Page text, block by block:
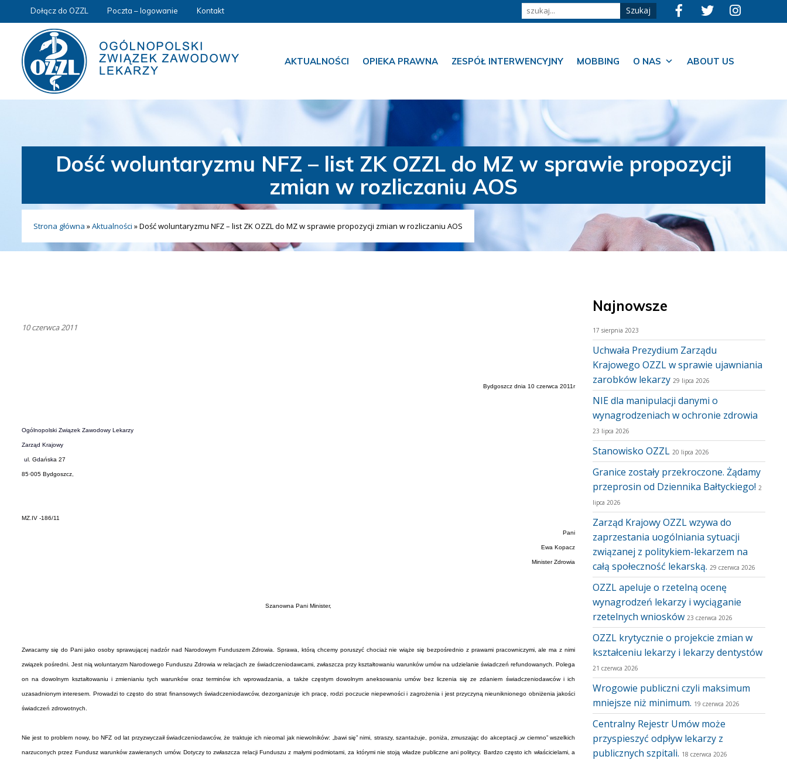
Dołącz do OZZL Poczta – logowanie Kontakt
AKTUALNOŚCI OPIEKA PRAWNA ZESPÓŁ INTERWENCYJNY MOBBING O NAS ABOUT US
Dość woluntaryzmu NFZ – list ZK OZZL do MZ w sprawie propozycji
zmian w rozliczaniu AOS
Strona główna »Aktualności »Dość woluntaryzmu NFZ – list ZK OZZL do MZ w sprawie propozycji zmian w rozliczaniu AOS
10 czerwca 2011
Bydgoszcz dnia 10 czerwca 2011r
Ogólnopolski Związek Zawodowy Lekarzy
Zarząd Krajowy
ul. Gdańska 27
85·005 Bydgoszcz
MZ IV -186/11
Pani
Ewa Kopacz
Minister Zdrowia
Szanowna Pani Minister,
Zwracamy się do Pani jako osoby sprawującej nadzór nad Narodowym Funduszem Zdrowia. Sprawa, którą chcemy poruszyć chociaż nie wiąże się bezpośrednio z prawami pracowniczymi, ale ma z nimi
związek pośredni. Jest nią woluntaryzm Narodowego Funduszu Zdrowia w relacjach ze świadczeniodawcami, zwłaszcza przy kształtowaniu warunków umów na udzielanie świadczeń refundowanych. Polega
on na dowolnym kształtowaniu i zmienianiu tych warunków oraz terminów ich wprowadzania, a także częstym dowolnym aneksowaniu umów bez liczenia się ze zdaniem świadczeniodawców i ich
uzasadnionym interesem. Prowadzi to często do strat finansowych świadczeniodawców, dezorganizuje ich pracę, rodzi poczucie niepewności i zagrożenia i jest przyczyną nieuniknionego obniżenia jakości
świadczeń zdrowotnych.
Nie jest to problem nowy, bo NFZ od lat przyzwyczaił świadczeniodawców, że traktuje ich nieomal jak niewolników: „bawi się” nimi, straszy, szantażuje, poniża, zmuszając do akceptacji „w ciemno” wszelkich
narzuconych przez Fundusz warunków zawieranych umów. Dotyczy to zwłaszcza relacji Funduszu z małymi podmiotami, za którymi nie stoją władze publiczne ani politycy. Bardzo często ich właścicielami, a
Najnowsze
17 sierpnia 2023
Uchwała Prezydium Zarządu
Krajowego OZZL w sprawie ujawniania
zarobków lekarzy 29 lipca 2026
NIE dla manipulacji danymi o
wynagrodzeniach w ochronie zdrowia
23 lipca 2026
Stanowisko OZZL 20 lipca 2026
Granice zostały przekroczone. Żądamy
przeprosin od Dziennika Bałtyckiego! 2
lipca 2026
Zarząd Krajowy OZZL wzywa do
zaprzestania uogólniania sytuacji
związanej z politykiem-lekarzem na
całą społeczność lekarską. 29 czerwca 2026
OZZL apeluje o rzetelną ocenę
wynagrodzeń lekarzy i wyciąganie
rzetelnych wniosków 23 czerwca 2026
OZZL krytycznie o projekcie zmian w
kształceniu lekarzy i lekarzy dentystów
21 czerwca 2026
Wrogowie publiczni czyli maksimum
mniejsze niż minimum. 19 czerwca 2026
Centralny Rejestr Umów może
przyspieszyć odpływ lekarzy z
publicznych szpitali. 18 czerwca 2026